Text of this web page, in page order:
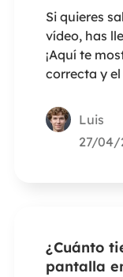
Si quieres
vídeo, has
¡Aquí te
correcta y
Luis
27/04/
¿Cuánto
pantalla